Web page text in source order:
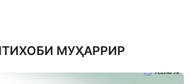
МУҲАРРИР